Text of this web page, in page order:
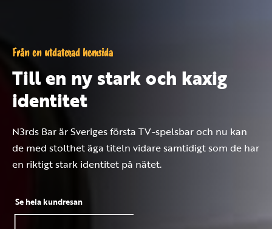
Från en utdaterad hemsida
Till en ny stark och kaxig
identitet
N3rds Bar är Sveriges första TV-spelsbar och nu kan
de med stolthet äga titeln vidare samtidigt som de har
en riktigt stark identitet på nätet.
Se hela kundresan